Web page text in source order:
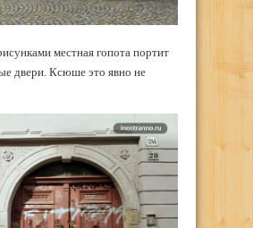
местная гопота портит
двери. Ксюше это явно не